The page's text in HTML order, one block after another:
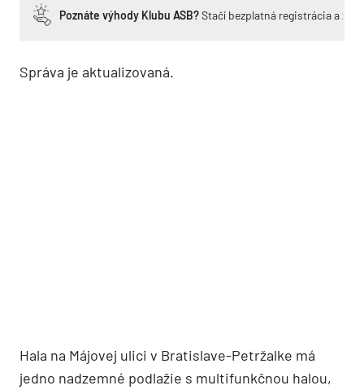
Poznáte výhody Klubu ASB?Stačí bezplatná registrácia a
Správa je aktualizovaná.
Hala na Májovej ulici v Bratislave-Petržalke má
jedno nadzemné podlažie s multifunkčnou halou,